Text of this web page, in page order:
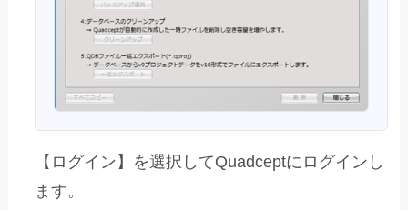
【ログイン】を選択してQuadceptにログインし
ます。